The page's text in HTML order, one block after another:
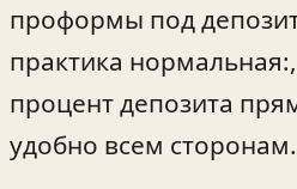
проформы под
практика
процент депозита
удобно всем сторонам.